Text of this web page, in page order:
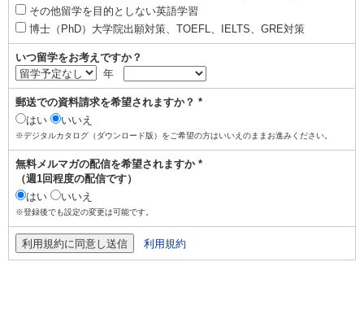
その他留学を目的としない英語学習
博士（PhD）大学院出願対策、TOEFL、IELTS、GRE対策
いつ留学をお考えですか？
年
郵送での資料請求を希望されますか？ *
はい
いいえ
※デジタルカタログ（ダウンロード版）をご希望の方はいいえのままお進みください。
無料メルマガの配信を希望されますか *
（週1回程度の配信です）
はい
いいえ
※登録後でも設定の変更は可能です。
利用規約